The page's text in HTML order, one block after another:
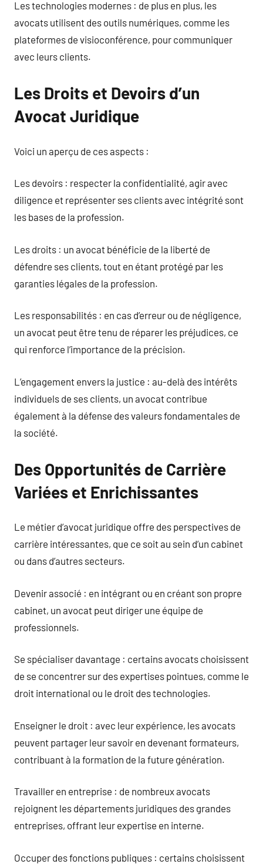
Les technologies modernes : de plus en plus, les
avocats utilisent des outils numériques, comme les
plateformes de visioconférence, pour communiquer
avec leurs clients.
Les Droits et Devoirs d’un
Avocat Juridique
Voici un aperçu de ces aspects :
Les devoirs : respecter la confidentialité, agir avec
diligence et représenter ses clients avec intégrité sont
les bases de la profession.
Les droits : un avocat bénéficie de la liberté de
défendre ses clients, tout en étant protégé par les
garanties légales de la profession.
Les responsabilités : en cas d’erreur ou de négligence,
un avocat peut être tenu de réparer les préjudices, ce
qui renforce l’importance de la précision.
L’engagement envers la justice : au-delà des intérêts
individuels de ses clients, un avocat contribue
également à la défense des valeurs fondamentales de
la société.
Des Opportunités de Carrière
Variées et Enrichissantes
Le métier d’avocat juridique offre des perspectives de
carrière intéressantes, que ce soit au sein d’un cabinet
ou dans d’autres secteurs.
Devenir associé : en intégrant ou en créant son propre
cabinet, un avocat peut diriger une équipe de
professionnels.
Se spécialiser davantage : certains avocats choisissent
de se concentrer sur des expertises pointues, comme le
droit international ou le droit des technologies.
Enseigner le droit : avec leur expérience, les avocats
peuvent partager leur savoir en devenant formateurs,
contribuant à la formation de la future génération.
Travailler en entreprise : de nombreux avocats
rejoignent les départements juridiques des grandes
entreprises, offrant leur expertise en interne.
Occuper des fonctions publiques : certains choisissent